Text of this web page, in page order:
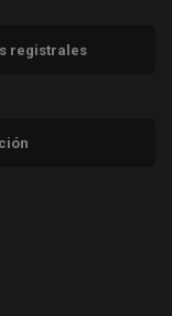
registrales